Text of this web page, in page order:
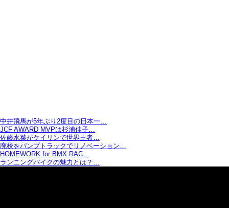
中井飛馬が5年ぶり2度目の日本一…
JCF AWARD MVPは杉浦佳子…
佐藤水菜がケイリンで世界王者…
廃校をパンプトラックでリノベーション…
HOMEWORK for BMX RAC…
ランニングバイクの魅力とは？…